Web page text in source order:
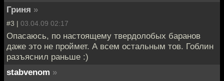
Гриня »
#3 | 03.04.09 02:17
Опасаюсь, по настоящему твердолобых баранов
даже это не проймет. А всем остальным тов. Гоблин
разъяснил раньше :)
stabvenom »